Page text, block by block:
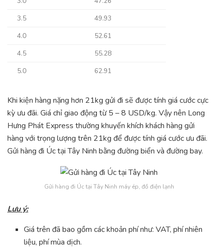
3.5
49.93
4.0
52.61
4.5
55.28
5.0
62.91
Khi kiện hàng nặng hơn 21kg gửi đi sẽ được tính giá cước cực
kỳ ưu đãi. Giá chỉ giao động từ 5 – 8 USD/kg. Vậy nên Long
Hưng Phát Express thường khuyến khích khách hàng gửi
hàng với trọng lượng trên 21kg để được tính giá cước ưu đãi.
Gửi hàng đi Úc tại Tây Ninh bằng đường biển và đường bay.
Gửi hàng đi Úc tại Tây Ninh máy ép, đồ điện lạnh
Lưu ý:
Giá trên đã bao gồm các khoản phí như: VAT, phí nhiên
liệu, phí mùa dịch.